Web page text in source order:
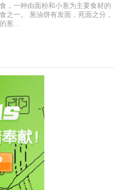
，一种由面粉和小葱为主要食材的
之一。 葱油饼有发面，死面之分，
葱...